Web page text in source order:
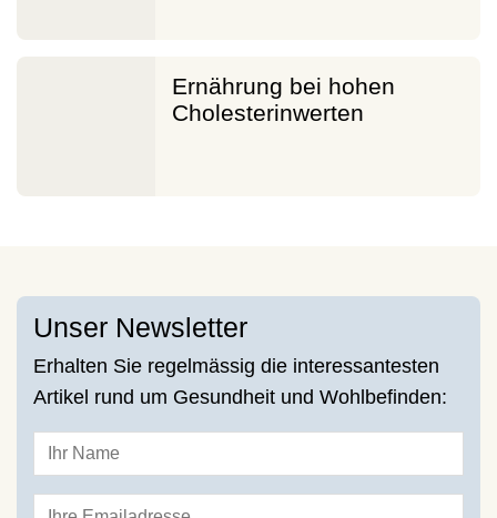
Ernährung bei hohen
Cholesterinwerten
Unser Newsletter
Erhalten Sie regelmässig die interessantesten
Artikel rund um Gesundheit und Wohlbefinden: